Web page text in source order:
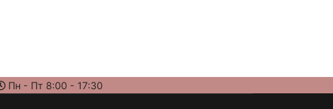
Пн - Пт 8:00 - 17:30